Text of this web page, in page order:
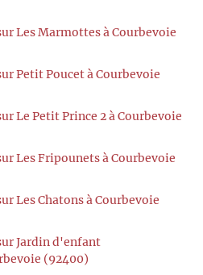
Les Marmottes à Courbevoie
Petit Poucet à Courbevoie
Le Petit Prince 2 à Courbevoie
Les Fripounets à Courbevoie
Les Chatons à Courbevoie
Jardin d'enfant
(92400)